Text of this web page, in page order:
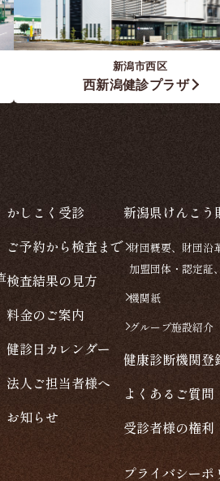
新潟市西区
西新潟健診プラザ
かしこく受診
ご予約から検査まで
検査結果の見方
料金のご案内
健診日カレンダー
法人ご担当者様へ
お知らせ
新潟県けんこう
財団概要、財団沿
加盟団体・認定証
機関紙
グループ施設紹介
健康診断機関登
よくあるご質
受診者様の権利
プライバシーポ